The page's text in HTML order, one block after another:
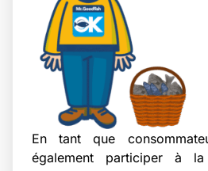
En tant que
également participer à